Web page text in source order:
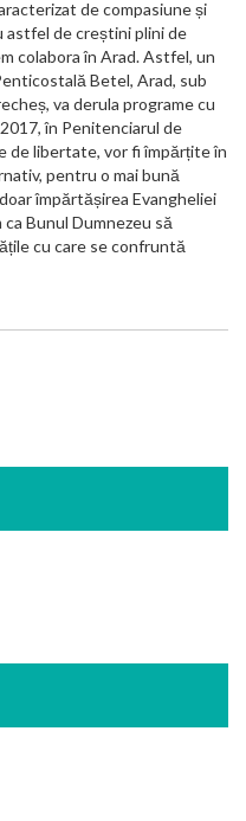
de compasiune și
astfel de creștini plini de
colabora în Arad. Astfel, un
Betel, Arad, sub
va derula programe cu
în Penitenciarul de
de libertate, vor fi împărțite în
pentru o mai bună
împărtășirea Evangheliei
ca Bunul Dumnezeu să
cu care se confruntă